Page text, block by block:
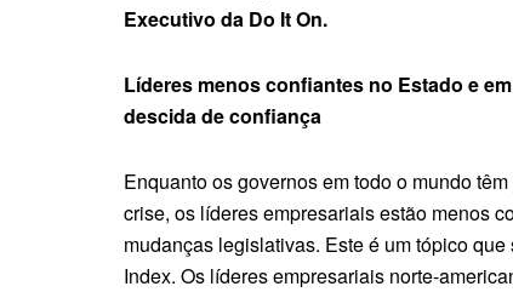
Executivo da Do It On.
Líderes menos confiantes no Estado e
descida de confiança
Enquanto os governos em todo o mundo
crise, os líderes empresariais estão menos
mudanças legislativas. Este é um tópico
Index. Os líderes empresariais norte-